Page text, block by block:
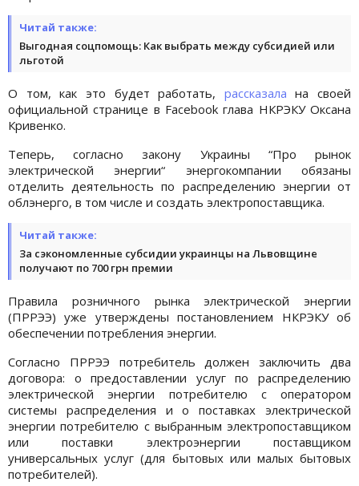
Читай также:
Выгодная соцпомощь: Как выбрать между субсидией или
льготой
О том, как это будет работать, рассказала на своей
официальной странице в Facebook глава НКРЭКУ Оксана
Кривенко.
Теперь, согласно закону Украины “Про рынок
электрической энергии“ энергокомпании обязаны
отделить деятельность по распределению энергии от
облэнерго, в том числе и создать электропоставщика.
Читай также:
За сэкономленные субсидии украинцы на Львовщине
получают по 700 грн премии
Правила розничного рынка электрической энергии
(ПРРЭЭ) уже утверждены постановлением НКРЭКУ об
обеспечении потребления энергии.
Согласно ПРРЭЭ потребитель должен заключить два
договора: о предоставлении услуг по распределению
электрической энергии потребителю с оператором
системы распределения и о поставках электрической
энергии потребителю с выбранным электропоставщиком
или поставки электроэнергии поставщиком
универсальных услуг (для бытовых или малых бытовых
потребителей).